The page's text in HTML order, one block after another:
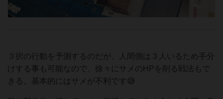
３択の行動を予測するのだが、人間側は３人いるため手分
けする事も可能なので、徐々にサメのHPを削る戦法もで
きる。基本的にはサメが不利です😅